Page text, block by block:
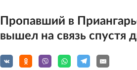
Пропавший в
вышел на связь спустя